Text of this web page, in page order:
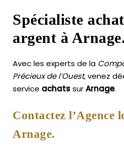
Spécialiste
argent à
Avec les experts de la
Précieux de l’Ouest, venez
service achatssurArnage.
Contactez l’Agence
Arnage.